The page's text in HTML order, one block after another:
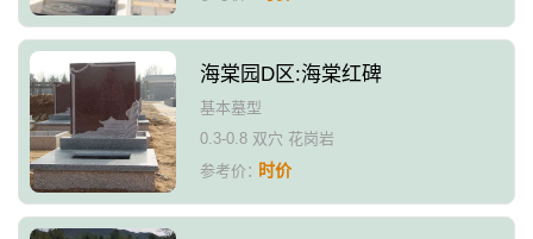
海棠园D区:海棠红碑
基本墓型
0.3-0.8 双穴 花岗岩
参考价：时价